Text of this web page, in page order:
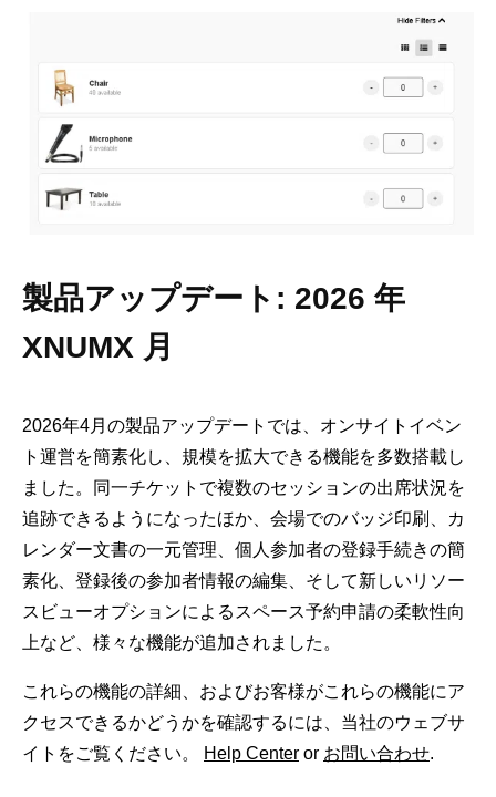
製品アップデート: 2026 年
XNUMX 月
2026年4月の製品アップデートでは、オンサイトイベン
ト運営を簡素化し、規模を拡大できる機能を多数搭載し
ました。同一チケットで複数のセッションの出席状況を
追跡できるようになったほか、会場でのバッジ印刷、カ
レンダー文書の一元管理、個人参加者の登録手続きの簡
素化、登録後の参加者情報の編集、そして新しいリソー
スビューオプションによるスペース予約申請の柔軟性向
上など、様々な機能が追加されました。
これらの機能の詳細、およびお客様がこれらの機能にア
クセスできるかどうかを確認するには、当社のウェブサ
イトをご覧ください。
Help Center or お問い合わせ.